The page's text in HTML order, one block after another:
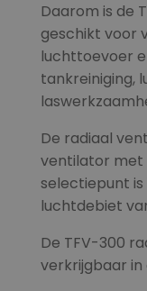
Daarom is de
geschikt voor
luchttoevoer
tankreiniging,
De radiaal
ventilator met
selectiepunt is
luchtdebiet
De TFV-300
verkrijgbaar in